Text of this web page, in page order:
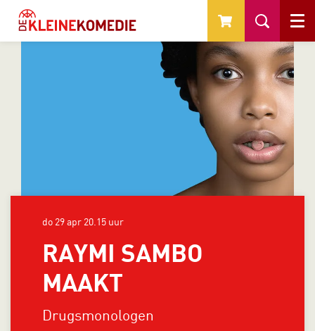
Menu
RAYMI SAMBO
MAAKT
Drugsmonologen
do 29 apr 20.15 uur